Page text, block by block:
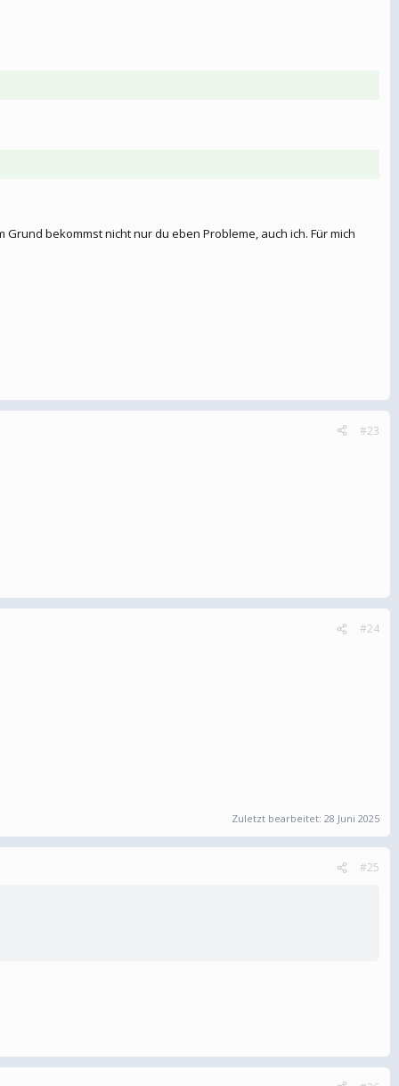
bekommst nicht nur du eben Probleme, auch ich. Für mich
#23
#24
Zuletzt bearbeitet: 28 Juni 2025
#25